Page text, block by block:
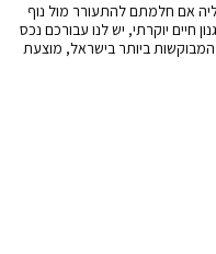
אם חלמתם להתעורר מול נוף
יוקרתי, יש לנו עבורכם נכס
ביותר בישראל, מוצעת